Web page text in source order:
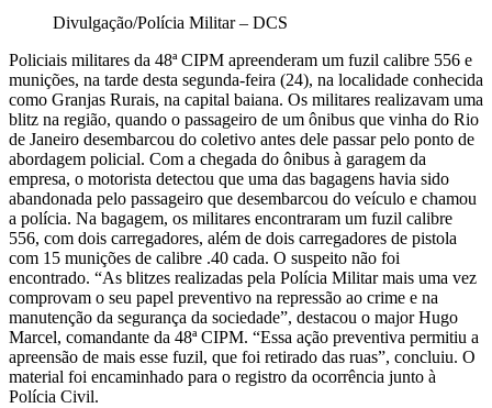
Divulgação/Polícia Militar – DCS
Policiais militares da 48ª CIPM apreenderam um fuzil calibre 556 e
munições, na tarde desta segunda-feira (24), na localidade conhecida
como Granjas Rurais, na capital baiana. Os militares realizavam uma
blitz na região, quando o passageiro de um ônibus que vinha do Rio
de Janeiro desembarcou do coletivo antes dele passar pelo ponto de
abordagem policial. Com a chegada do ônibus à garagem da
empresa, o motorista detectou que uma das bagagens havia sido
abandonada pelo passageiro que desembarcou do veículo e chamou
a polícia. Na bagagem, os militares encontraram um fuzil calibre
556, com dois carregadores, além de dois carregadores de pistola
com 15 munições de calibre .40 cada. O suspeito não foi
encontrado. “As blitzes realizadas pela Polícia Militar mais uma vez
comprovam o seu papel preventivo na repressão ao crime e na
manutenção da segurança da sociedade”, destacou o major Hugo
Marcel, comandante da 48ª CIPM. “Essa ação preventiva permitiu a
apreensão de mais esse fuzil, que foi retirado das ruas”, concluiu. O
material foi encaminhado para o registro da ocorrência junto à
Polícia Civil.